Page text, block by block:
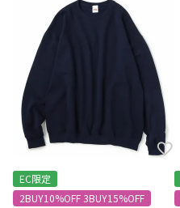
EC限定
2BUY10%OFF 3BUY15%OFF